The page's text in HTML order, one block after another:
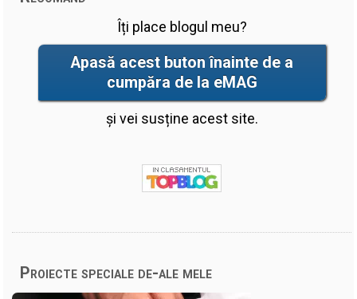
Îți place blogul meu?
Apasă acest buton înainte de a
cumpăra de la eMAG
și vei susține acest site.
Proiecte speciale de-ale mele